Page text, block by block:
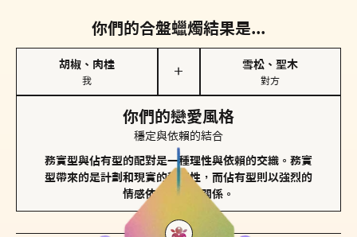
你們的合盤蠟燭結果是...
胡椒、肉桂
我
＋
雪松、聖木
對方
你們的戀愛風格
穩定與依賴的結合
務實型與佔有型的配對是一種理性與依賴的交織。務實
型帶來的是計劃和現實的穩定性，而佔有型則以強烈的
情感依賴來維護關係。